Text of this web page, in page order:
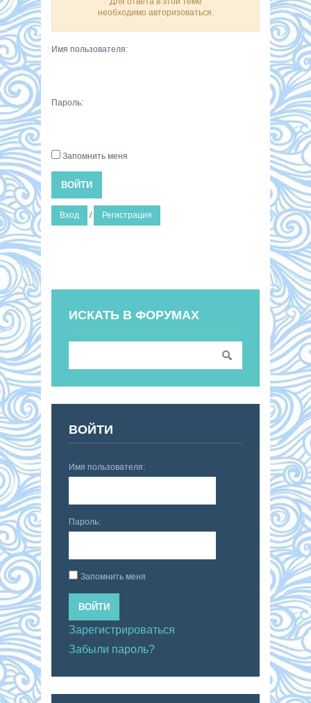
необходимо авторизоваться.
Имя пользователя:
Пароль:
Запомнить меня
ВОЙТИ
Вход / Регистрация
ИСКАТЬ В ФОРУМАХ
ВОЙТИ
Имя пользователя:
Пароль:
Запомнить меня
ВОЙТИ
Зарегистрироваться
Забыли пароль?